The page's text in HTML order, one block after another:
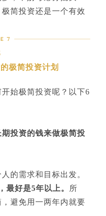
简投资还是一个有效
极简投资计划
始极简投资呢？以下6
投资的钱来做极简投
的需求和目标出发。
最好是5年以上。
所
避免用一两年内就要